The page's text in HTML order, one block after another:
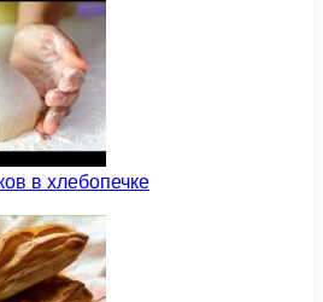
в хлебопечке